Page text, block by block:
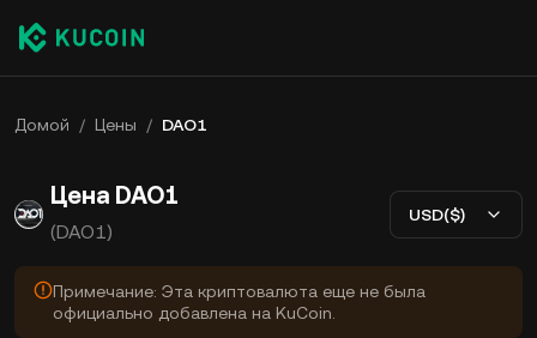
Домой / Цены / DAO1
Цена DAO1
(DAO1)
USD($)
Примечание: Эта криптовалюта еще не была
официально добавлена на KuCoin.